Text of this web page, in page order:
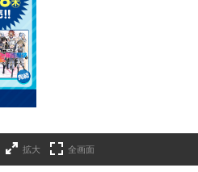
拡大 全画面